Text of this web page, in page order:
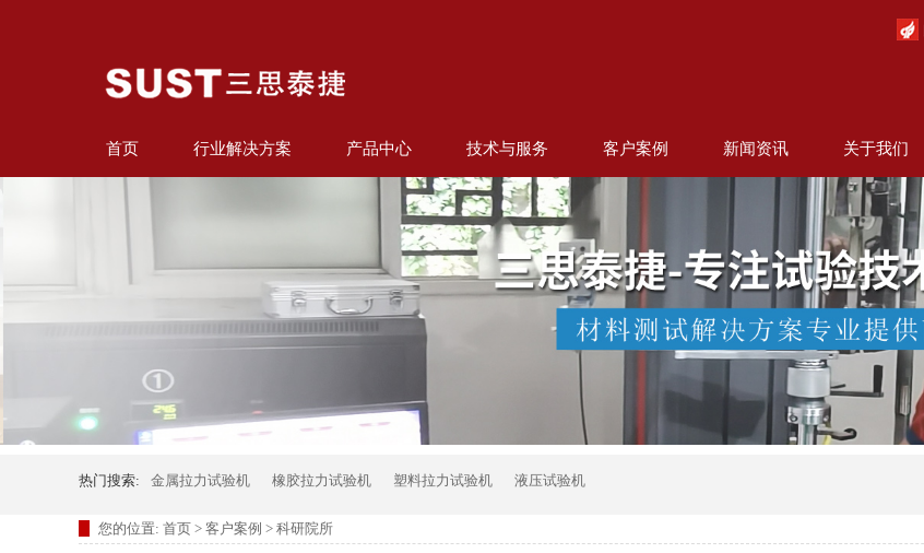
首页 行业解决方案 产品中心 技术与服务 客户案例 新闻资讯 关于我们
热门搜索: 金属拉力试验机 橡胶拉力试验机 塑料拉力试验机 液压试验机
您的位置: 首页 > 客户案例 > 科研院所